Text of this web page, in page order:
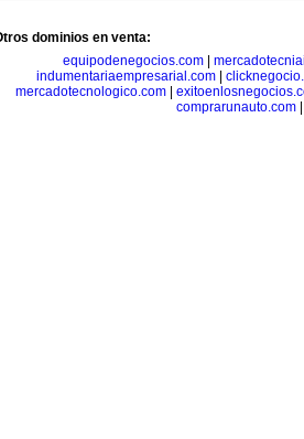
dominios en venta:
equipodenegocios.com|
indumentariaempresarial.com
mercadotecnologico.com
comprarunauto.com|